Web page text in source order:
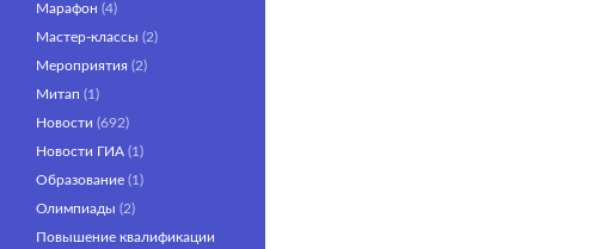
Марафон (4)
Мастер-классы (2)
Мероприятия (2)
Митап (1)
Новости (692)
Новости ГИА (1)
Образование (1)
Олимпиады (2)
Повышение квалификации